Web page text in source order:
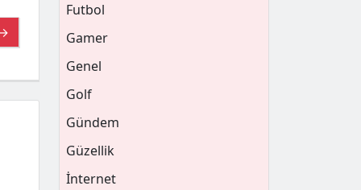
Futbol
Gamer
Genel
Golf
Gündem
Güzellik
İnternet